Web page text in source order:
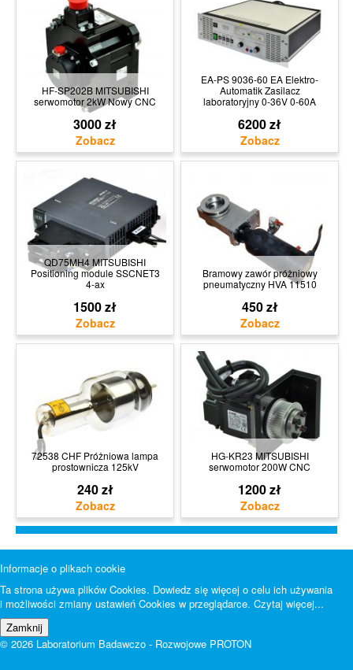
HF-SP202B MITSUBISHI
serwomotor 2kW Nowy CNC
3000 zł
EA-PS 9036-60 EA Elektro-
Automatik Zasilacz
laboratoryjny 0-36V 0-60A
6200 zł
QD75MH4 MITSUBISHI
Positioning module SSCNET3
4-ax
1500 zł
Bramowy zawór próżniowy
pneumatyczny HVA 11510
450 zł
72538 CHF Próżniowa lampa
prostownicza 125kV
240 zł
HG-KR23 MITSUBISHI
serwomotor 200W CNC
1200 zł
Informacje o plikach cookie
Ta strona używa plików Cookies. Dowiedz się więcej o celu ich używania
i możliwości zmiany ustawień Cookies w przeglądarce. Czytaj więcej...
© 2026 Laboratorium Badawczo - Rozwojowe PROTON